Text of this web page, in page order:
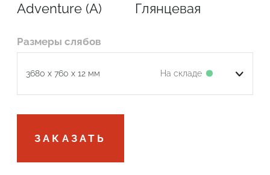
Adventure (A) Глянцевая
Размеры слябов
3680 x 760 x 12 мм На складе
ЗАКАЗАТЬ
Подтвердите, что вы не робот
ОТПРАВИТЬ ЗАЯВКУ